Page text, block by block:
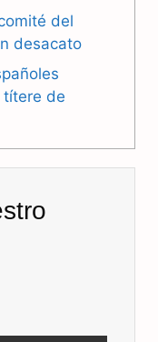
del
desacato
títere de